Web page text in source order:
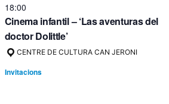
18:00
Cinema infantil – ‘Las aventuras del
doctor Dolittle’
CENTRE DE CULTURA CAN JERONI
Invitacions